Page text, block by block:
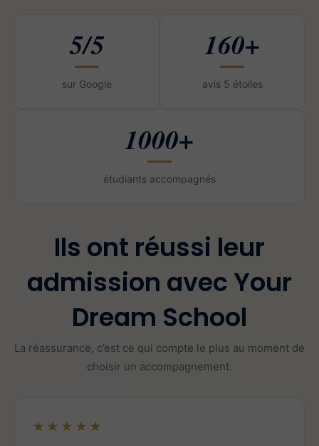
5/5
sur Google
160+
avis 5 étoiles
1000+
étudiants accompagnés
Ils ont réussi leur
admission avec Your
Dream School
La réassurance, c’est ce qui compte le plus au moment de
choisir un accompagnement.
★★★★★